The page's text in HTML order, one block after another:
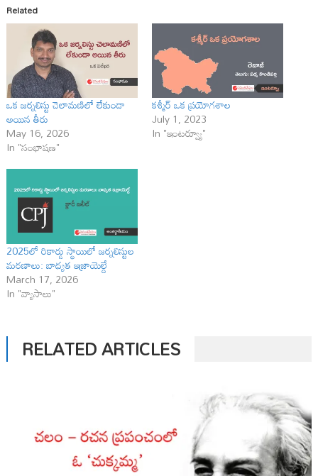
Related
ఒక జర్నలిస్టు చెలామణిలో లేకుండా
అయిన తీరు
May 16, 2026
In "సంభాషణ"
కశ్మీర్ ఒక ప్రయోగశాల
July 1, 2023
In "ఇంటర్వ్యూ"
2025లో రికార్డు స్థాయిలో జర్నలిస్టుల
మరణాలు: బాధ్యత ఇజ్రాయెల్దే
March 17, 2026
In "వ్యాసాలు"
RELATED ARTICLES